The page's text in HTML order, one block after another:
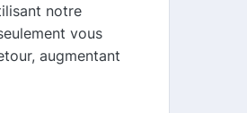
notre
vous
augmentant